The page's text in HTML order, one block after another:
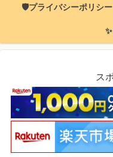
🛡️プライバシーポリシー
ス